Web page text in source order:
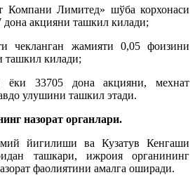
Компани Лимитед» шўба корхонаси
акцияни ташкил килади;
чекланган жамияти 0,05 фоизини
ташкил килади;
ёки 33705 дона акцияни, мехнат
улушини ташкил этади.
назорат органлари.
йигилиши ва Кузатув Кенгаши
ташкари, ижроия органининг
фаолиятини амалга оширади.